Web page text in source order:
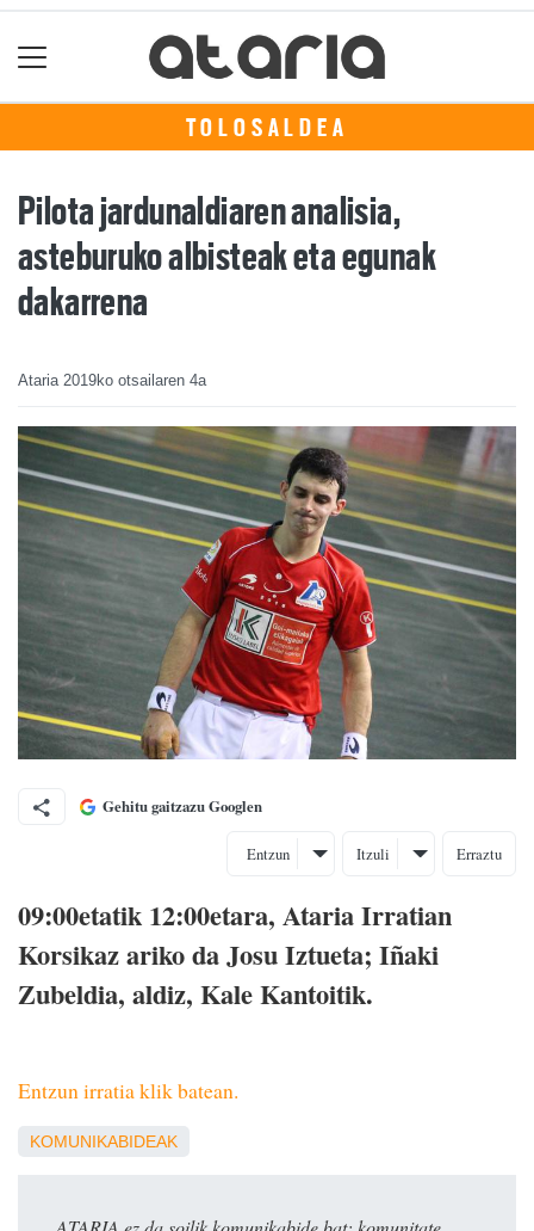
TOLOSALDEA
Pilota jardunaldiaren analisia,
asteburuko albisteak eta egunak
dakarrena
Ataria 2019ko otsailaren 4a
Gehitu gaitzazu Googlen
Entzun Itzuli Erraztu
09:00etatik 12:00etara, Ataria Irratian
Korsikaz ariko da Josu Iztueta; Iñaki
Zubeldia, aldiz, Kale Kantoitik.
Entzun irratia klik batean.
KOMUNIKABIDEAK